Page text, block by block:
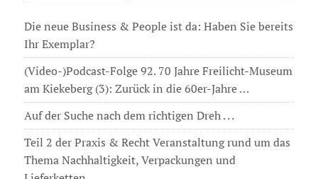
Die neue Business & People ist da: Haben Sie bereits
Ihr Exemplar?
(Video-)Podcast-Folge 92. 70 Jahre Freilicht-Museum
am Kiekeberg (3): Zurück in die 60er-Jahre …
Auf der Suche nach dem richtigen Dreh . . .
Teil 2 der Praxis & Recht Veranstaltung rund um das
Thema Nachhaltigkeit, Verpackungen und